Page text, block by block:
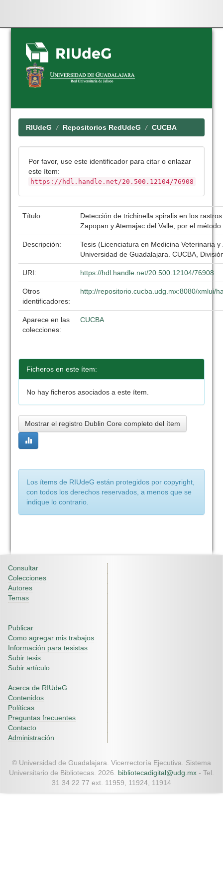
Skip
navigation
RIUdeG Repositorios RedUdeG CUCBA
Por favor, use este identificador para citar o enlazar
este ítem:
https://hdl.handle.net/20.500.12104/76908
Título:
Detección de trichinella spiralis en los
Zapopan y Atemajac del Valle, por el
Descripción:
Tesis (Licenciatura en Medicina Veterinaria
Universidad de Guadalajara. CUCBA,
URI: https://hdl.handle.net/20.500.12104/76908
Otros
identificadores:
http://repositorio.cucba.udg.mx:8080/xmlui/
Aparece en las
colecciones:
CUCBA
Ficheros en este ítem:
No hay ficheros asociados a este ítem.
Mostrar el registro Dublin Core completo del ítem
Los ítems de RIUdeG están protegidos por copyright,
con todos los derechos reservados, a menos que se
indique lo contrario.
Consultar
Colecciones
Autores
Temas
Publicar
Como agregar mis trabajos
Información para tesistas
Subir tesis
Subir artículo
Acerca de RIUdeG
Contenidos
Políticas
Preguntas frecuentes
Contacto
Administración
© Universidad de Guadalajara. Vicerrectoría Ejecutiva. Sistema
Universitario de Bibliotecas. 2026. bibliotecadigital@udg.mx - Tel.
31 34 22 77 ext. 11959, 11924, 11914